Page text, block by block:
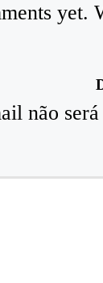
yet.
não